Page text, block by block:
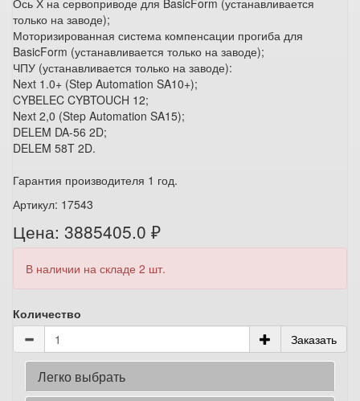
только на заводе);
Моторизированная система компенсации прогиба для
BasicForm (устанавливается только на заводе);
ЧПУ (устанавливается только на заводе):
Next 1.0+ (Step Automation SA10+);
CYBELEC CYBTOUCH 12;
Next 2,0 (Step Automation SA15);
DELEM DA-56 2D;
DELEM 58T 2D.
Гарантия производителя 1 год.
Артикул: 17543
Цена: 3885405.0 ₽
В наличии на складе 2 шт.
Количество
Заказать
Легко выбрать